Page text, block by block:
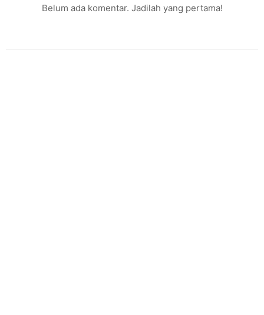
Belum ada komentar. Jadilah yang pertama!